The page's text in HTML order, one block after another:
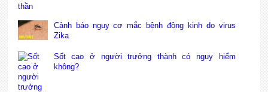
Cảnh báo nguy cơ mắc bệnh động kinh do virus
Zika
Sốt cao ở người trưởng thành có nguy hiểm
không?